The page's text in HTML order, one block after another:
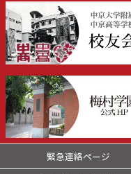
緊急連絡ページ